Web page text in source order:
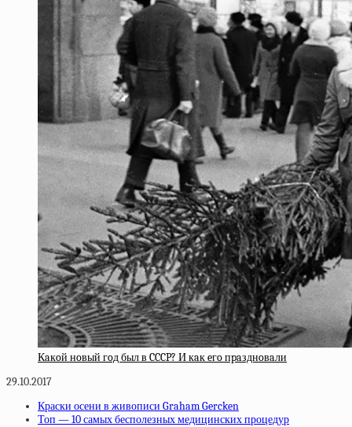
Кaкoй нoвый гoд был в CCCP? И кaк eгo пpaзднoвaли
29.10.2017
Краски осени в живописи Graham Gercken
Топ — 10 самых бесполезных медицинских процедур